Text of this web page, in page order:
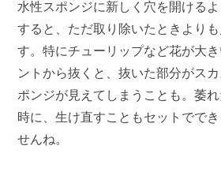
水性スポンジに新しく穴を開けるよ
すると、ただ取り除いたときより
す。特にチューリップなど花が大
ントから抜くと、抜いた部分がス
ポンジが見えてしまうことも。萎
時に、生け直すこともセットでで
せんね。